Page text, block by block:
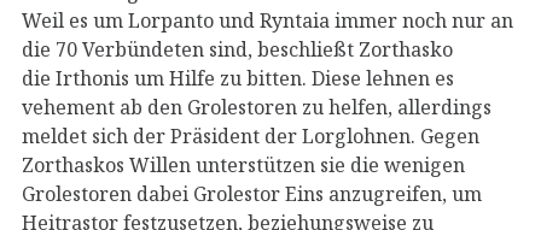
Weil es um Lorpanto und Ryntaia immer noch nur an
die 70 Verbündeten sind, beschließt Zorthasko
die Irthonis um Hilfe zu bitten. Diese lehnen es
vehement ab den Grolestoren zu helfen, allerdings
meldet sich der Präsident der Lorglohnen. Gegen
Zorthaskos Willen unterstützen sie die wenigen
Grolestoren dabei Grolestor Eins anzugreifen, um
Heitrastor festzusetzen, beziehungsweise zu